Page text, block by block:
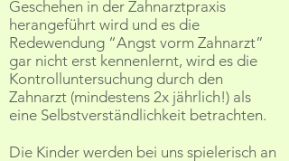
Geschehen in der Zahnarztpraxis
herangeführt wird und es die
Redewendung “Angst vorm Zahnarzt”
gar nicht erst kennenlernt, wird es die
Kontrolluntersuchung durch den
Zahnarzt (mindestens 2x jährlich!) als
eine Selbstverständlichkeit betrachten.
Die Kinder werden bei uns spielerisch an